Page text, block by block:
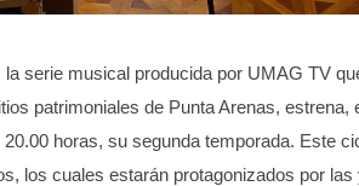
serie musical producida por UMAG TV
patrimoniales de Punta Arenas, estrena,
horas, su segunda temporada. Este
los cuales estarán protagonizados por